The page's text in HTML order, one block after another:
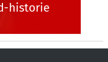
historie